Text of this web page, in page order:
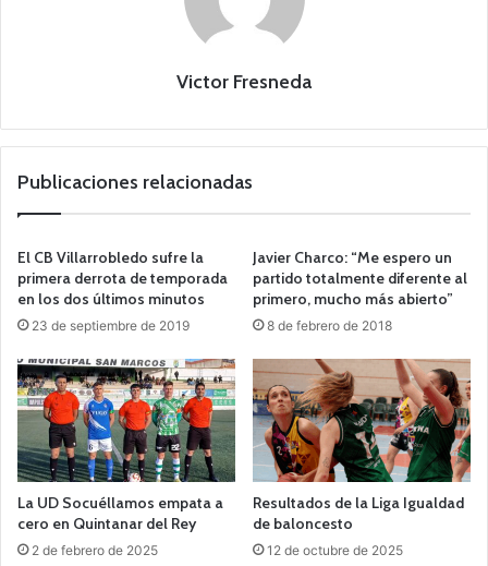
Victor Fresneda
Publicaciones relacionadas
El CB Villarrobledo sufre la
primera derrota de temporada
en los dos últimos minutos
23 de septiembre de 2019
Javier Charco: “Me espero un
partido totalmente diferente al
primero, mucho más abierto”
8 de febrero de 2018
La UD Socuéllamos empata a
cero en Quintanar del Rey
2 de febrero de 2025
Resultados de la Liga Igualdad
de baloncesto
12 de octubre de 2025